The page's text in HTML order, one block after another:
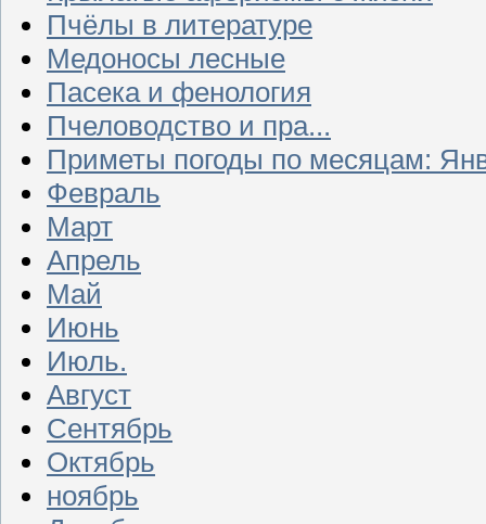
Пчёлы в литературе
Медоносы лесные
Пасека и фенология
Пчеловодство и пра...
Приметы погоды по месяцам:
Февраль
Март
Апрель
Май
Июнь
Июль.
Август
Сентябрь
Октябрь
ноябрь